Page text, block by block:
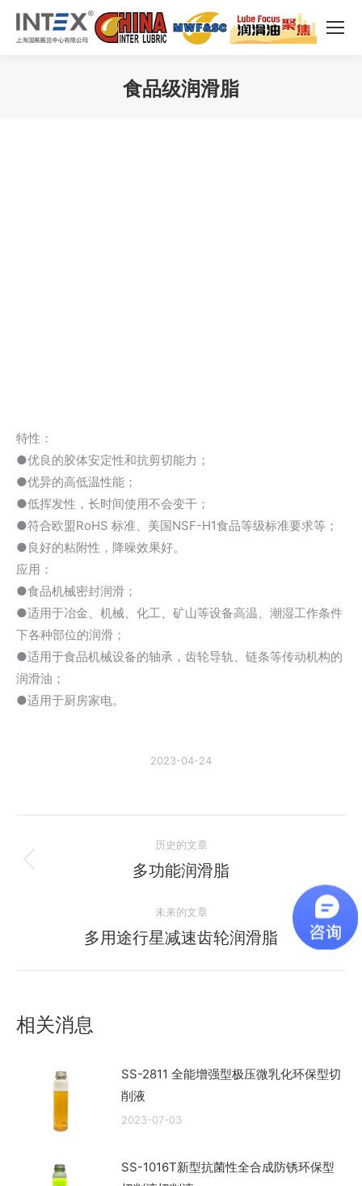
食品级润滑脂
特性：
●优良的胶体安定性和抗剪切能力；
●优异的高低温性能；
●低挥发性，长时间使用不会变干；
●符合欧盟RoHS 标准、美国NSF-H1食品等级标准要求等；
●良好的粘附性，降噪效果好。
应用：
●食品机械密封润滑；
●适用于冶金、机械、化工、矿山等设备高温、潮湿工作条件
下各种部位的润滑；
●适用于食品机械设备的轴承，齿轮导轨、链条等传动机构的
润滑油；
●适用于厨房家电。
2023-04-24
章
历史的文章
历
的
文
多功能润滑脂
未来的文章
未
多用途行星减速齿轮润滑脂
相关消息
SS-2811 全能增强型极压微乳化环保型切
削液
2023-07-03
SS-1016T新型抗菌性全合成防锈环保型